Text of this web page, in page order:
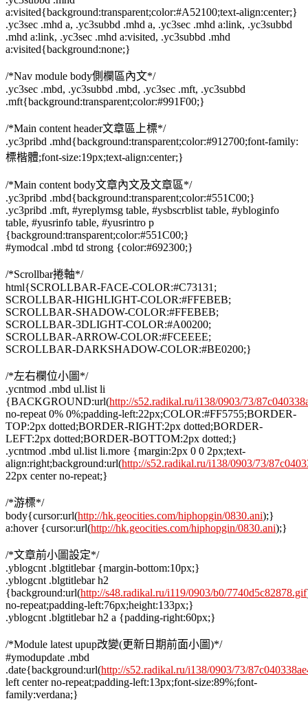
a:visited{background:transparent;color:#A52100;text-align:center;}
.yc3sec .mhd a, .yc3subbd .mhd a, .yc3sec .mhd a:link, .yc3subbd
.mhd a:link, .yc3sec .mhd a:visited, .yc3subbd .mhd
a:visited{background:none;}
/*Nav module body側欄區內文*/
.yc3sec .mbd, .yc3subbd .mbd, .yc3sec .mft, .yc3subbd
.mft{background:transparent;color:#991F00;}
/*Main content header文章區上標*/
.yc3pribd .mhd{background:transparent;color:#912700;font-family:
標楷體;font-size:19px;text-align:center;}
/*Main content body文章內文及文章區*/
.yc3pribd .mbd{background:transparent;color:#551C00;}
.yc3pribd .mft, #yreplymsg table, #ysbscrblist table, #ybloginfo
table, #yusrinfo table, #yusrintro p
{background:transparent;color:#551C00;}
#ymodcal .mbd td strong {color:#692300;}
/*Scrollbar捲軸*/
html{SCROLLBAR-FACE-COLOR:#C73131;
SCROLLBAR-HIGHLIGHT-COLOR:#FFEBEB;
SCROLLBAR-SHADOW-COLOR:#FFEBEB;
SCROLLBAR-3DLIGHT-COLOR:#A00200;
SCROLLBAR-ARROW-COLOR:#FCEEEE;
SCROLLBAR-DARKSHADOW-COLOR:#BE0200;}
/*左右欄位小圖*/
.ycntmod .mbd ul.list li
{BACKGROUND:url(http://s52.radikal.ru/i138/0903/73/
no-repeat 0% 0%;padding-left:22px;COLOR:#FF5755;BORDER-
TOP:2px dotted;BORDER-RIGHT:2px dotted;BORDER-
LEFT:2px dotted;BORDER-BOTTOM:2px dotted;}
.ycntmod .mbd ul.list li.more {margin:2px 0 0 2px;text-
align:right;background:url(http://s52.radikal.ru/i138/0903/73/
22px center no-repeat;}
/*游標*/
body{cursor:url(http://hk.geocities.com/hiphopgin/0830.ani);}
a:hover {cursor:url(http://hk.geocities.com/hiphopgin/0830.ani);}
/*文章前小圖設定*/
.yblogcnt .blgtitlebar {margin-bottom:10px;}
.yblogcnt .blgtitlebar h2
{background:url(http://s48.radikal.ru/i119/0903/b0/7740d5c82878.gif
no-repeat;padding-left:76px;height:133px;}
.yblogcnt .blgtitlebar h2 a {padding-right:60px;}
/*Module latest upup改變(更新日期前面小圖)*/
#ymodupdate .mbd
.date{background:url(http://s52.radikal.ru/i138/0903/73/
left center no-repeat;padding-left:13px;font-size:89%;font-
family:verdana;}